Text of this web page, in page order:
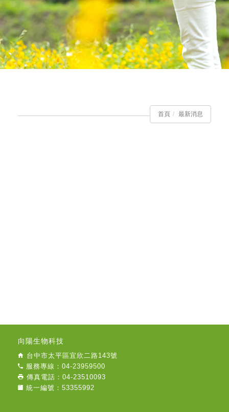
首頁 最新消息
向陽生物科技
台中市太平區宜欣二路143號
服務專線：04-23959500
傳真電話：04-23510093
統一編號：53355992